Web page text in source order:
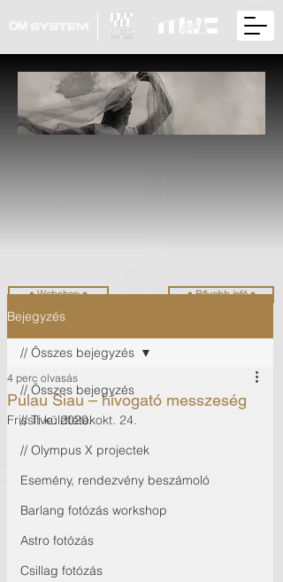
Bejegyzés
// Összes bejegyzés
// Ti küldtétek
// Olympus X projectek
Esemény, rendezvény beszámoló
Barlang fotózás workshop
Astro fotózás
Csillag fotózás
// Összes bejegyzés
Pulau Siau – hívogató messzeség
4 perc olvasás
Frissítve:2020. okt. 24.
• Webshop • • Bővebb infó •